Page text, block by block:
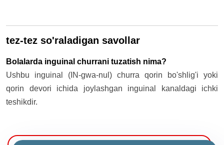
tez-tez so'raladigan savollar
Bolalarda inguinal churrani tuzatish nima?
Ushbu inguinal (IN-gwa-nul) churra qorin bo'shlig'i yoki
qorin devori ichida joylashgan inguinal kanaldagi ichki
teshikdir.